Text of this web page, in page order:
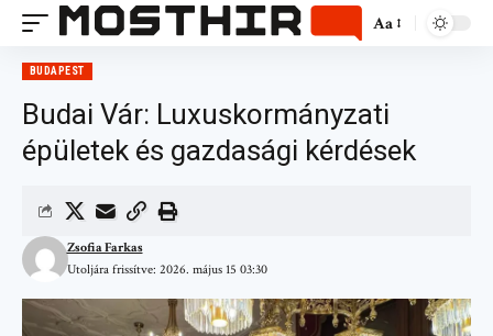
Aa
BUDAPEST
Budai Vár: Luxuskormányzati
épületek és gazdasági kérdések
Utoljára frissítve: 2026. május 15 03:30
Zsofia Farkas